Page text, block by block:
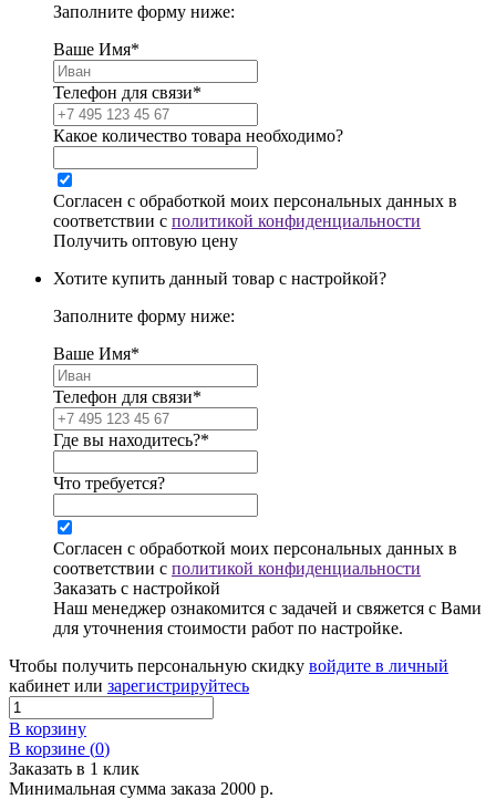
Заполните форму ниже:
Ваше Имя*
Телефон для связи*
Какое количество товара необходимо?
Согласен с обработкой моих персональных данных в
соответствии с политикой конфиденциальности
Получить оптовую цену
Хотите купить данный товар с настройкой?
Заполните форму ниже:
Ваше Имя*
Телефон для связи*
Где вы находитесь?*
Что требуется?
Согласен с обработкой моих персональных данных в
соответствии с политикой конфиденциальности
Заказать с настройкой
Наш менеджер ознакомится с задачей и свяжется с Вами
для уточнения стоимости работ по настройке.
Чтобы получить персональную скидку войдите в личный
кабинет или зарегистрируйтесь
В корзину
В корзине (0)
Заказать в 1 клик
Минимальная сумма заказа 2000 р.